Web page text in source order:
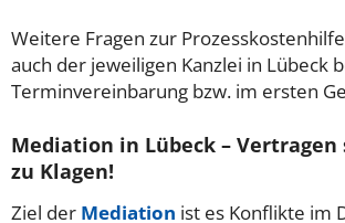
Weitere Fragen zur
auch der jeweiligen Kanzlei in Lübeck
Terminvereinbarung bzw. im ersten
Mediation in Lübeck –
zu Klagen!
Ziel der Mediation ist es Konflikte im